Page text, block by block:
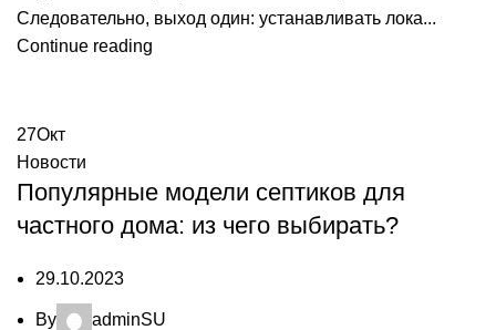
Следовательно, выход один: устанавливать лока...
Continue reading
27Окт
Новости
Популярные модели септиков для
частного дома: из чего выбирать?
29.10.2023
By adminSU